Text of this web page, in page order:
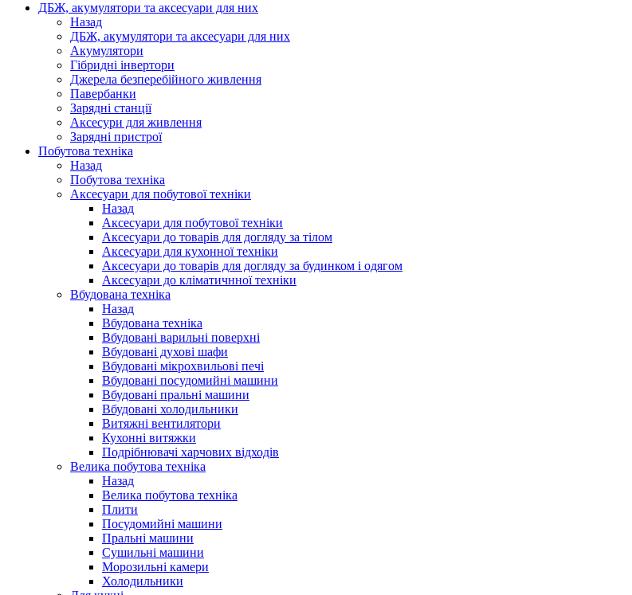
ДБЖ, акумулятори та аксесуари для них
Назад
ДБЖ, акумулятори та аксесуари для них
Акумулятори
Гібридні інвертори
Джерела безперебійного живлення
Павербанки
Зарядні станції
Аксесури для живлення
Зарядні пристрої
Побутова техніка
Назад
Побутова техніка
Аксесуари для побутової техніки
Назад
Аксесуари для побутової техніки
Аксесуари до товарів для догляду за тілом
Аксесуари для кухонної техніки
Аксесуари до товарів для догляду за будинком і одягом
Аксесуари до кліматичнної техніки
Вбудована техніка
Назад
Вбудована техніка
Вбудовані варильні поверхні
Вбудовані духові шафи
Вбудовані мікрохвильові печі
Вбудовані посудомийні машини
Вбудовані пральні машини
Вбудовані холодильники
Витяжні вентилятори
Кухонні витяжки
Подрібнювачі харчових відходів
Велика побутова техніка
Назад
Велика побутова техніка
Плити
Посудомийні машини
Пральні машини
Сушильні машини
Морозильні камери
Холодильники